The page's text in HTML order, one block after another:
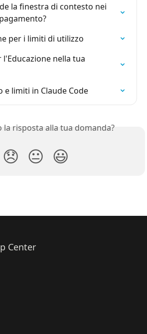
la finestra di contesto nei
per i limiti di utilizzo
l'Educazione nella tua
e limiti in Claude Code
la risposta alla tua domanda?
😞 😐 😃